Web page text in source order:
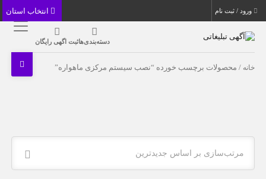
ورود / ثبت نام
دسته‌بندی‌هاثبت اگهی رایگان
خانه / محصولات برچسب خورده “نصب سیستم مرکزی ماهواره”
مرتب‌سازی بر اساس جدیدترین